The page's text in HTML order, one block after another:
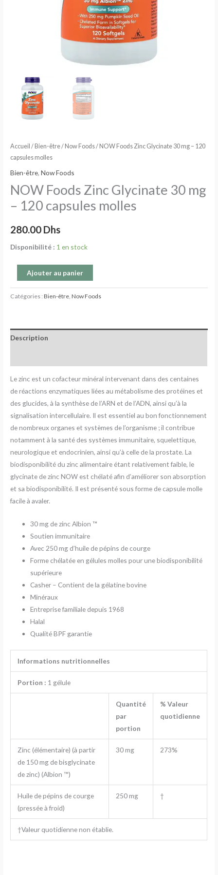
Accueil / Bien-être/ Now Foods/ NOW Foods Zinc Glycinate 30 mg – 120
capsules molles
Bien-être,Now Foods
NOW Foods Zinc Glycinate 30 mg
– 120 capsules molles
280.00 Dhs
Disponibilité : 1 en stock
Ajouter au panier
Catégories :Bien-être ,Now Foods
Description
Le zinc est un cofacteur minéral intervenant dans des centaines
de réactions enzymatiques liées au métabolisme des protéines et
des glucides, à la synthèse de l’ARN et de l’ADN, ainsi qu’à la
signalisation intercellulaire. Il est essentiel au bon fonctionnement
de nombreux organes et systèmes de l’organisme ; il contribue
notamment à la santé des systèmes immunitaire, squelettique,
neurologique et endocrinien, ainsi qu’à celle de la prostate. La
biodisponibilité du zinc alimentaire étant relativement faible, le
glycinate de zinc NOW est chélaté afin d’améliorer son absorption
et sa biodisponibilité. Il est présenté sous forme de capsule molle
facile à avaler.
30 mg de zinc Albion ™
Soutien immunitaire
Avec 250 mg d’huile de pépins de courge
Forme chélatée en gélules molles pour une biodisponibilité
supérieure
Casher – Contient de la gélatine bovine
Minéraux
Entreprise familiale depuis 1968
Halal
Qualité BPF garantie
Informations nutritionnelles
Portion : 1 gélule
Quantité
par
portion
% Valeur
quotidienne
Zinc (élémentaire) (à partir
de 150 mg de bisglycinate
de zinc) (Albion ™)
30 mg 273%
Huile de pépins de courge
(pressée à froid)
250 mg †
†Valeur quotidienne non établie.